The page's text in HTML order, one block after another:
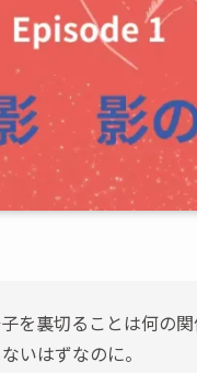
を裏切ることは何の
いはずなのに。